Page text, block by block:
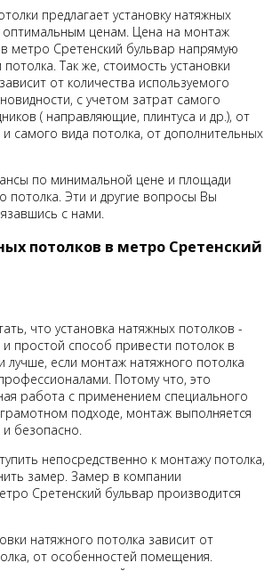
предлагает установку натяжных
ценам. Цена на монтаж
метро Сретенский бульвар напрямую
Так же, стоимость установки
от количества используемого
с учетом затрат самого
( направляющие, плинтуса и др.), от
самого вида потолка, от дополнительных
по минимальной цене и площади
потолка. Эти и другие вопросы Вы
с нами.
потолков в метро Сретенский
что установка натяжных потолков -
простой способ привести потолок в
лучше, если монтаж натяжного потолка
Потому что, это
работа с применением специального
подходе, монтаж выполняется
безопасно.
непосредственно к монтажу потолка,
замер. Замер в компании
Сретенский бульвар производится
натяжного потолка зависит от
от особенностей помещения.